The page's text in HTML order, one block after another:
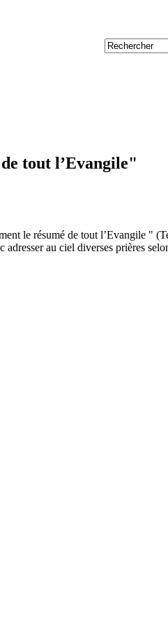
tout l’Evangile"
le résumé de tout l’Evangile "
adresser au ciel diverses prières